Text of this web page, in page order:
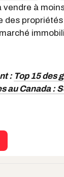
à
des
: Top 15 des
au Canada :